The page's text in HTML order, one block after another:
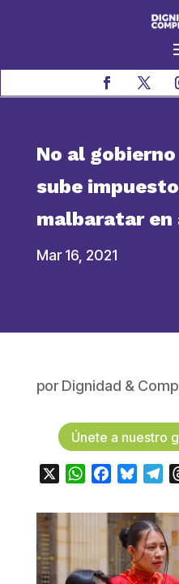
No al
sube
malbaratar en
Mar 16, 2021
porDignidad &
Únete a nuestro
WhatsApp
Facebook